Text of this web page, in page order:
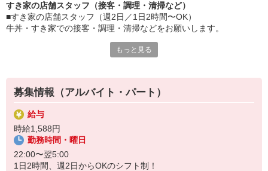
急な出費も安心♪
■社員登用あり
将来を考えている方は必見です。
なか卯、かつ庵、ココス、ジョリーパスタ、ビッグボーイ、華屋
ョーグループ！
その中のひとつ『すき家』でお仕事しませんか？
すき家の店舗スタッフ（接客・調理・清掃など）
■すき家の店舗スタッフ（週2日／1日2時間〜OK）
牛丼・すき家での接客・調理・清掃などをお願いします。
あなたの笑顔で！
すばやく提供！
他にも、食材の調整や金銭管理、新しく入社したクルーの研修など
様々なお仕事があります。
セルフオーダー、セルフ会計で、現金の受け渡しはほとんどありま
せん。※一部店舗を除く
取り間違いもなく安心でスムーズ♪
もっと見る
募集情報（アルバイト・パート）
給与
時給1,588円
勤務時間・曜日
22:00〜翌5:00
1日2時間、週2日からOKのシフト制！